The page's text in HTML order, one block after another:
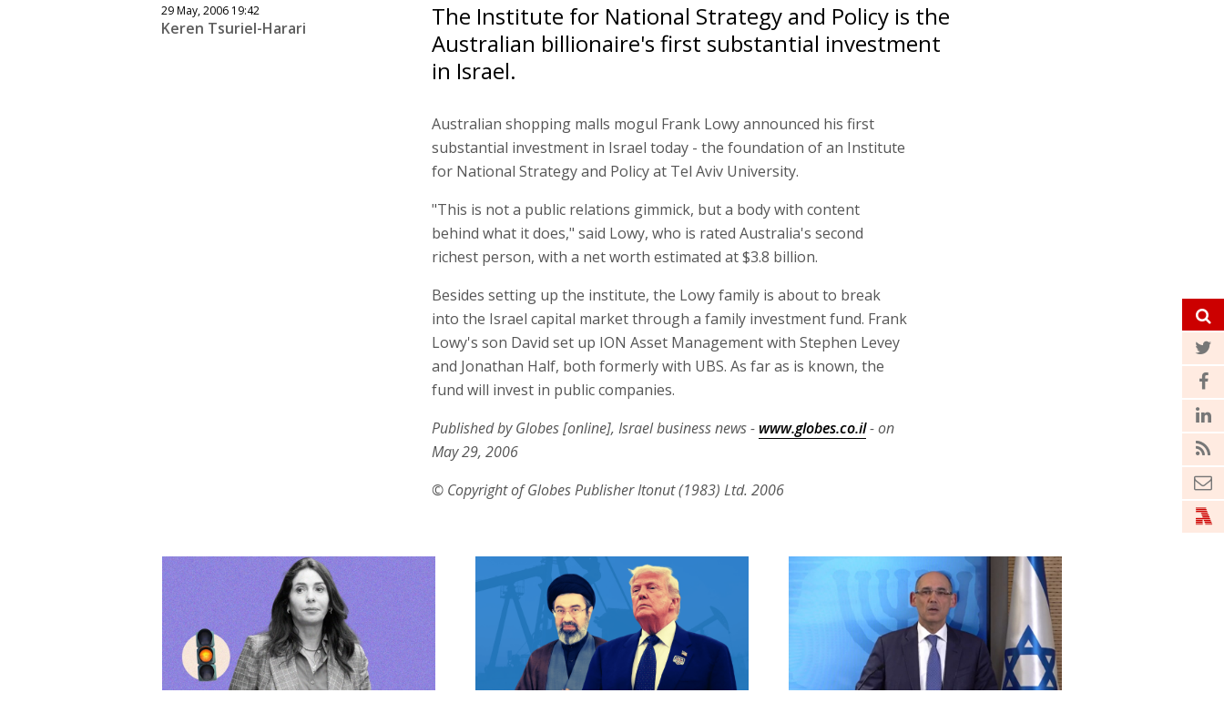
29 May, 2006 19:42
Keren Tsuriel-Harari
The Institute for National Strategy and Policy is the
Australian billionaire's first substantial investment
in Israel.
Australian shopping malls mogul Frank Lowy announced his first
substantial investment in Israel today - the foundation of an Institute
for National Strategy and Policy at Tel Aviv University.
"This is not a public relations gimmick, but a body with content
behind what it does," said Lowy, who is rated Australia's second
richest person, with a net worth estimated at $3.8 billion.
Besides setting up the institute, the Lowy family is about to break
into the Israel capital market through a family investment fund. Frank
Lowy's son David set up ION Asset Management with Stephen Levey
and Jonathan Half, both formerly with UBS. As far as is known, the
fund will invest in public companies.
Published by Globes [online], Israel business news - www.globes.co.il- on
May 29, 2006
© Copyright of Globes Publisher Itonut (1983) Ltd. 2006